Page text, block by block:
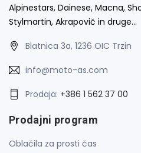
Alpinestars, Dainese, Macna,
Stylmartin, Akrapovič in druge…
Blatnica 3a, 1236 OIC Trzin
info@moto-as.com
Prodaja: +386 1 562 37 00
Prodajni program
Oblačila za prosti čas